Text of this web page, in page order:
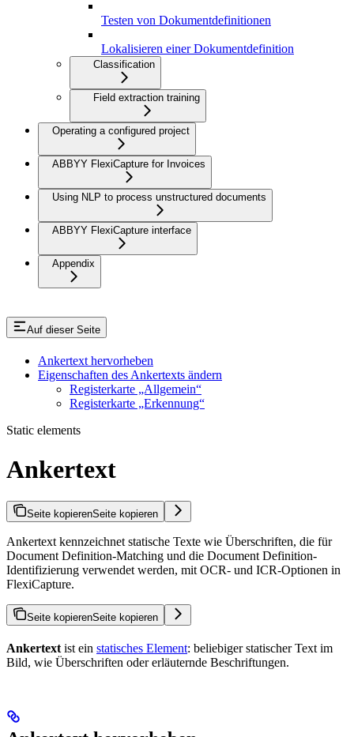
Testen von Dokumentdefinitionen
Lokalisieren einer Dokumentdefinition
Classification
Field extraction training
Operating a configured project
ABBYY FlexiCapture for Invoices
Using NLP to process unstructured documents
ABBYY FlexiCapture interface
Appendix
Auf dieser Seite
Ankertext hervorheben
Eigenschaften des Ankertexts ändern
Registerkarte „Allgemein“
Registerkarte „Erkennung“
Static elements
Ankertext
Seite kopierenSeite kopieren
Ankertext kennzeichnet statische Texte wie Überschriften, die für
Document Definition-Matching und die Document Definition-
Identifizierung verwendet werden, mit OCR- und ICR-Optionen in
FlexiCapture.
Seite kopierenSeite kopieren
Ankertext ist ein statisches Element: beliebiger statischer Text im
Bild, wie Überschriften oder erläuternde Beschriftungen.